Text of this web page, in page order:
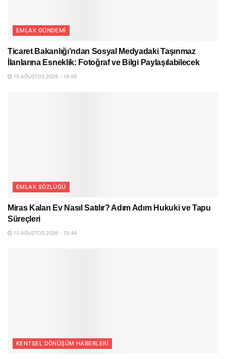
EMLAK GÜNDEMI
Ticaret Bakanlığı’ndan Sosyal Medyadaki Taşınmaz
İlanlarına Esneklik: Fotoğraf ve Bilgi Paylaşılabilecek
10 AĞUSTOS 2026 - 16:00
EMLAK SÖZLÜĞÜ
Miras Kalan Ev Nasıl Satılır? Adım Adım Hukuki ve Tapu
Süreçleri
10 AĞUSTOS 2026 - 15:44
KENTSEL DÖNÜŞÜM HABERLERI